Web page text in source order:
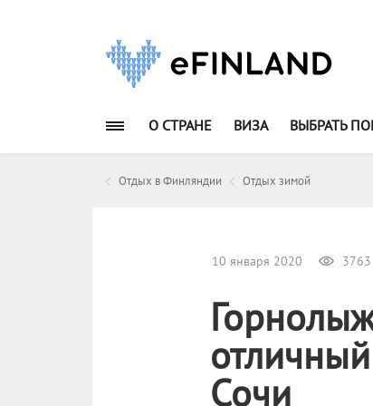
О СТРАНЕ ВИЗА ВЫБРАТЬ
Отдых в Финляндии Отдых зимой
10 января 2020 3763
Сочи